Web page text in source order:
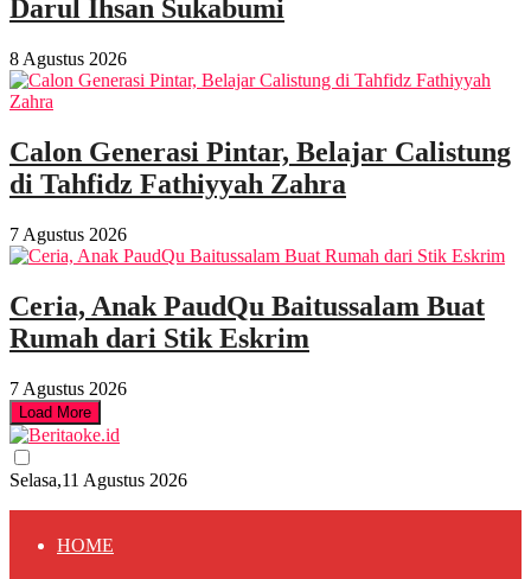
Darul Ihsan Sukabumi
8 Agustus 2026
Calon Generasi Pintar, Belajar Calistung
di Tahfidz Fathiyyah Zahra
7 Agustus 2026
Ceria, Anak PaudQu Baitussalam Buat
Rumah dari Stik Eskrim
7 Agustus 2026
Load More
Selasa,11 Agustus 2026
HOME